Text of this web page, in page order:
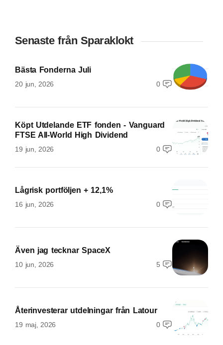
Senaste från Sparaklokt
Bästa Fonderna Juli
20 jun, 2026 0
Köpt Utdelande ETF fonden - Vanguard
FTSE All-World High Dividend
19 jun, 2026 0
Lågrisk portföljen + 12,1%
16 jun, 2026 0
Även jag tecknar SpaceX
10 jun, 2026 5
Återinvesterar utdelningar från Latour
19 maj, 2026 0